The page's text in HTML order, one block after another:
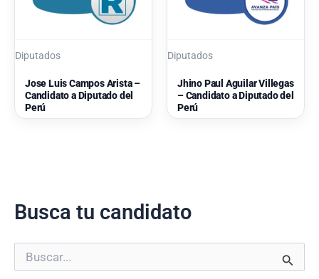
Diputados
Jose Luis Campos Arista –
Candidato a Diputado del
Perú
Diputados
Jhino Paul Aguilar Villegas
– Candidato a Diputado del
Perú
Busca tu candidato
u